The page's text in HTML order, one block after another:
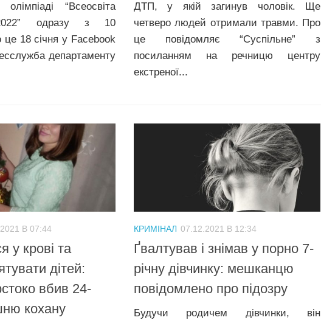
олімпіаді “Всеосвіта
одразу з 10
це 18 січня у Facebook
департаменту
ДТП, у якій загинув чоловік. Ще
четверо людей отримали травми. Про
це повідомляє “Суспільне” з
посиланням на речницю центру
екстреної...
В 07:44
у крові та
дітей:
вбив 24-
кохану
КРИМІНАЛ 07.12.2021 В 12:34
Ґвалтував і знімав у порно 7-
річну дівчинку: мешканцю
повідомлено про підозру
Будучи родичем дівчинки, він